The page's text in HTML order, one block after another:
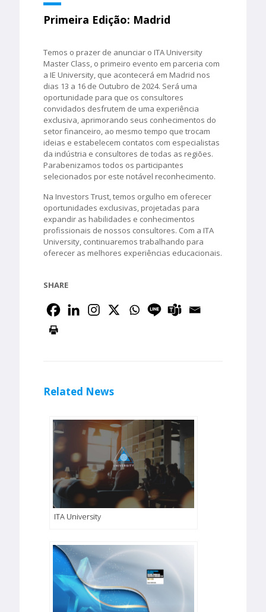
Primeira Edição: Madrid
Temos o prazer de anunciar o ITA University
Master Class, o primeiro evento em parceria com
a IE University, que acontecerá em Madrid nos
dias 13 a 16 de Outubro de 2024. Será uma
oportunidade para que os consultores
convidados desfrutem de uma experiência
exclusiva, aprimorando seus conhecimentos do
setor financeiro, ao mesmo tempo que trocam
ideias e estabelecem contatos com especialistas
da indústria e consultores de todas as regiões.
Parabenizamos todos os participantes
selecionados por este notável reconhecimento.
Na Investors Trust, temos orgulho em oferecer
oportunidades exclusivas, projetadas para
expandir as habilidades e conhecimentos
profissionais de nossos consultores. Com a ITA
University, continuaremos trabalhando para
oferecer as melhores experiências educacionais.
SHARE
Related News
ITA University